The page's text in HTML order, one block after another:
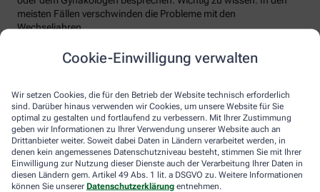
Cookie-Einwilligung verwalten
Wir setzen Cookies, die für den Betrieb der Website technisch erforderlich
sind. Darüber hinaus verwenden wir Cookies, um unsere Website für Sie
optimal zu gestalten und fortlaufend zu verbessern. Mit Ihrer Zustimmung
geben wir Informationen zu Ihrer Verwendung unserer Website auch an
Drittanbieter weiter. Soweit dabei Daten in Ländern verarbeitet werden, in
denen kein angemessenes Datenschutzniveau besteht, stimmen Sie mit Ihrer
Einwilligung zur Nutzung dieser Dienste auch der Verarbeitung Ihrer Daten in
diesen Ländern gem. Artikel 49 Abs. 1 lit. a DSGVO zu. Weitere Informationen
können Sie unserer Datenschutzerklärung entnehmen.
meisten Fällen verschwinden die Probleme mit den
Wechseljahren.
Voraussetzung für eine erfolgreiche Behandlung ist allerdings
immer, dass die Endometriose auch als solche erkannt wird.
nehmen und ärztlich abklären lassen. Und sich auf keinen Fall
einreden lassen, sie seien normal.